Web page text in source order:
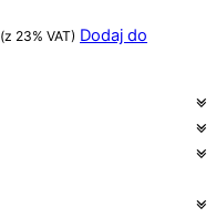
(z 23% VAT) Dodaj do